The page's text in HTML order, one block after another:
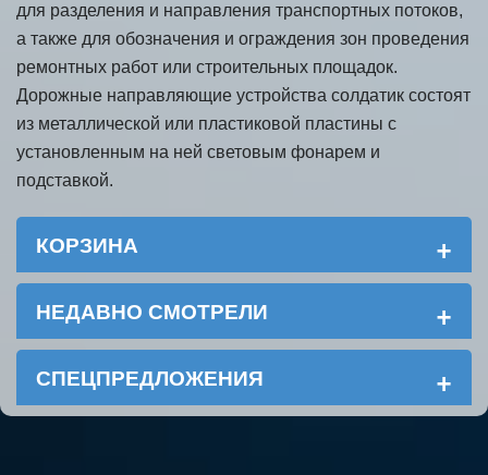
для разделения и направления транспортных потоков,
а также для обозначения и ограждения зон проведения
ремонтных работ или строительных площадок.
Дорожные направляющие устройства солдатик состоят
из металлической или пластиковой пластины с
установленным на ней световым фонарем и
подставкой.
КОРЗИНА +
НЕДАВНО СМОТРЕЛИ +
СПЕЦПРЕДЛОЖЕНИЯ +